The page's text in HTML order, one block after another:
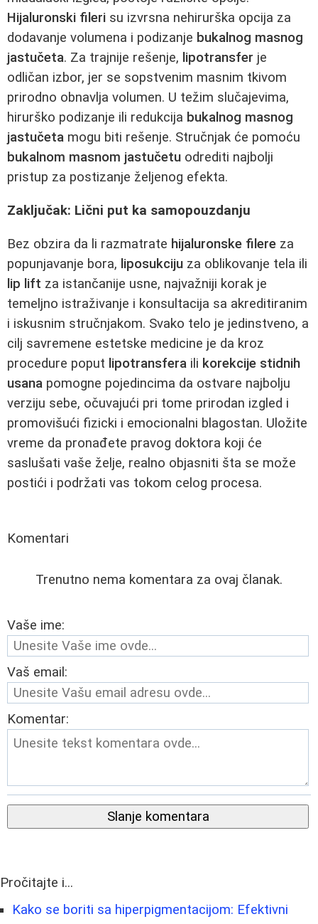
Hijaluronski fileri su izvrsna nehirurška opcija za
dodavanje volumena i podizanje bukalnog masnog
jastučeta. Za trajnije rešenje, lipotransfer je
odličan izbor, jer se sopstvenim masnim tkivom
prirodno obnavlja volumen. U težim slučajevima,
hirurško podizanje ili redukcija bukalnog masnog
jastučeta mogu biti rešenje. Stručnjak će pomoću
bukalnom masnom jastučetu odrediti najbolji
pristup za postizanje željenog efekta.
Zaključak: Lični put ka samopouzdanju
Bez obzira da li razmatrate hijaluronske filere za
popunjavanje bora, liposukciju za oblikovanje tela ili
lip lift za istančanije usne, najvažniji korak je
temeljno istraživanje i konsultacija sa akreditiranim
i iskusnim stručnjakom. Svako telo je jedinstveno, a
cilj savremene estetske medicine je da kroz
procedure poput lipotransfera ili korekcije stidnih
usana pomogne pojedincima da ostvare najbolju
verziju sebe, očuvajući pri tome prirodan izgled i
promovišući fizicki i emocionalni blagostan. Uložite
vreme da pronađete pravog doktora koji će
saslušati vaše želje, realno objasniti šta se može
postići i podržati vas tokom celog procesa.
Komentari
Trenutno nema komentara za ovaj članak.
Vaše ime:
Vaš email:
Komentar:
Slanje komentara
Pročitajte i...
Kako se boriti sa hiperpigmentacijom: Efektivni